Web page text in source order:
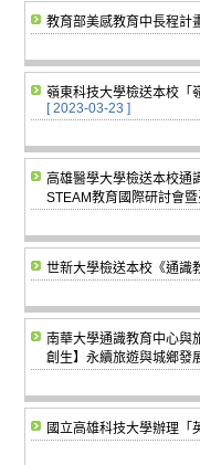
教育部美感教育中長程計
嶺東科技大學檢送本校「
[ 2023-03-23 ]
高雄醫學大學檢送本校通
STEAM教育國際研討會
世新大學檢送本校《通識
南華大學通識教育中心與
創生】永續旅遊與城鄉發
國立高雄科技大學辦理「